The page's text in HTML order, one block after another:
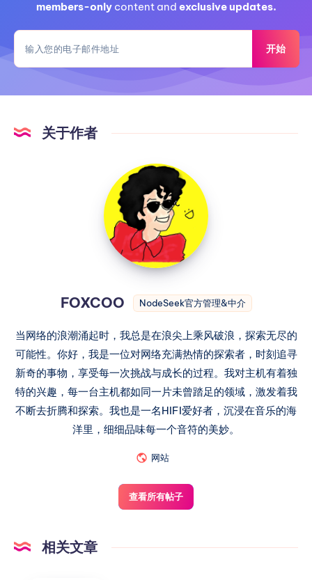
members-onlycontent and exclusive updates.
开始
关于作者
FOXCOO NodeSeek官方管理&中介
当网络的浪潮涌起时，我总是在浪尖上乘风破浪，探索无尽的
可能性。你好，我是一位对网络充满热情的探索者，时刻追寻
新奇的事物，享受每一次挑战与成长的过程。我对主机有着独
特的兴趣，每一台主机都如同一片未曾踏足的领域，激发着我
不断去折腾和探索。我也是一名HIFI爱好者，沉浸在音乐的海
洋里，细细品味每一个音符的美妙。
网站
查看所有帖子
相关文章